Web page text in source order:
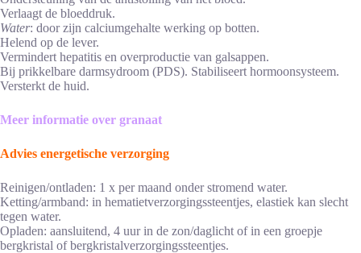
Verlaagt de bloeddruk.
Water: door zijn calciumgehalte werking op botten.
Helend op de lever.
Vermindert hepatitis en overproductie van galsappen.
Bij prikkelbare darmsydroom (PDS). Stabiliseert hormoonsysteem.
Versterkt de huid.
Meer informatie over granaat
Advies energetische verzorging
Reinigen/ontladen: 1 x per maand onder stromend water.
Ketting/armband: in hematietverzorgingssteentjes, elastiek kan slecht
tegen water.
Opladen: aansluitend, 4 uur in de zon/daglicht of in een groepje
bergkristal of bergkristalverzorgingssteentjes.